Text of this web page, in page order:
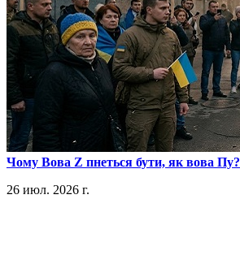
​Чому Вова Z пнеться бути, як вова Пу?
26 июл. 2026 г.